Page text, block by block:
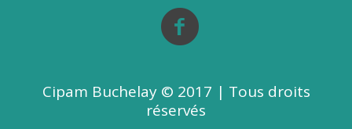
Cipam Buchelay © 2017 | Tous droits
réservés